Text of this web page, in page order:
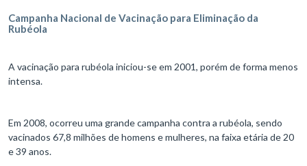
Campanha Nacional de Vacinação para Eliminação da
Rubéola
A vacinação para rubéola iniciou-se em 2001, porém de forma menos
intensa.
Em 2008, ocorreu uma grande campanha contra a rubéola, sendo
vacinados 67,8 milhões de homens e mulheres, na faixa etária de 20
e 39 anos.